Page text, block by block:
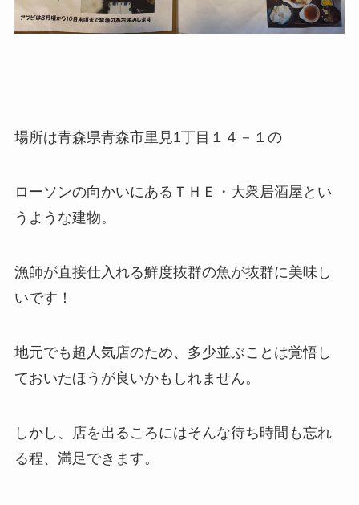
場所は青森県青森市里見1丁目１４－１の
ローソンの向かいにあるＴＨＥ・大衆居酒屋とい
うような建物。
漁師が直接仕入れる鮮度抜群の魚が抜群に美味し
いです！
地元でも超人気店のため、多少並ぶことは覚悟し
ておいたほうが良いかもしれません。
しかし、店を出るころにはそんな待ち時間も忘れ
る程、満足できます。